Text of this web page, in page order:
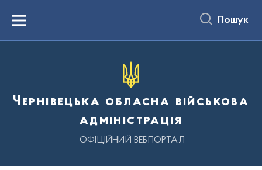
вмістуMenu Пошук
Чернівецька обласна військова
адміністрація
ОФІЦІЙНИЙ ВЕБПОРТАЛ